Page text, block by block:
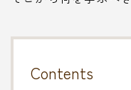
Contents